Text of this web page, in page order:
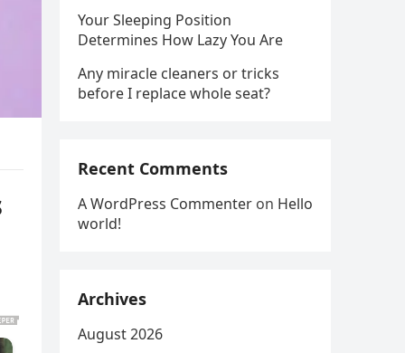
Your Sleeping Position
Determines How Lazy You Are
Any miracle cleaners or tricks
before I replace whole seat?
Recent Comments
A WordPress Commenter on Hello
world!
Archives
August 2026